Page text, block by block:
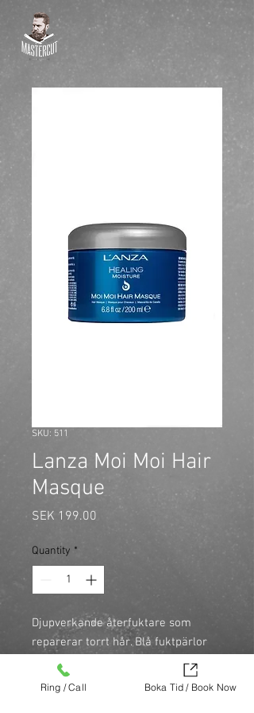
SKU: 511
Lanza Moi Moi Hair
Masque
SEK 199.00
Quantity *
Djupverkande återfuktare som
reparerar torrt hår. Blå fuktpärlor
verkar direkt som koncentrerad
fuktgivare.
Ring / Call Boka Tid / Book Now